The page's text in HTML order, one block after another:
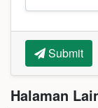
Submit
Halaman